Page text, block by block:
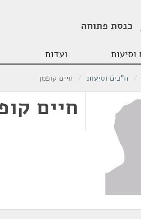
כנסת פתוחה
וסיעות ועדות
/ ח"כים וסיעות / חיים קופמן
חיים